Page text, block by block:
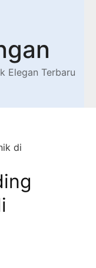
Elegan Terbaru
di